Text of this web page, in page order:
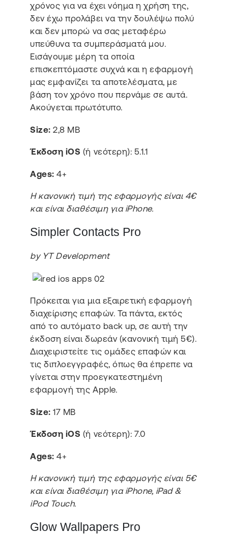
χρόνος για να έχει νόημα η χρήση της,
δεν έχω προλάβει να την δουλέψω πολύ
και δεν μπορώ να σας μεταφέρω
υπεύθυνα τα συμπεράσματά μου.
Εισάγουμε μέρη τα οποία
επισκεπτόμαστε συχνά και η εφαρμογή
μας εμφανίζει τα αποτελέσματα, με
βάση τον χρόνο που περνάμε σε αυτά.
Ακούγεται πρωτότυπο.
Size: 2,8 MB
Έκδοση iOS (ή νεότερη): 5.1.1
Ages: 4+
Η κανονική τιμή της εφαρμογής είναι 4€
και είναι διαθέσιμη για iPhone.
Simpler Contacts Pro
by YT Development
Πρόκειται για μια εξαιρετική εφαρμογή
διαχείρισης επαφών. Τα πάντα, εκτός
από το αυτόματο back up, σε αυτή την
έκδοση είναι δωρεάν (κανονική τιμή 5€).
Διαχειριστείτε τις ομάδες επαφών και
τις διπλοεγγραφές, όπως θα έπρεπε να
γίνεται στην προεγκατεστημένη
εφαρμογή της Apple.
Size: 17 MB
Έκδοση iOS (ή νεότερη): 7.0
Ages: 4+
Η κανονική τιμή της εφαρμογής είναι 5€
και είναι διαθέσιμη για iPhone, iPad &
iPod Touch.
Glow Wallpapers Pro